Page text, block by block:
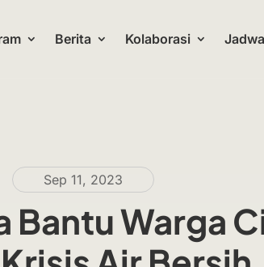
Berita Kolaborasi
Sep 11, 2023
Bantu Warga